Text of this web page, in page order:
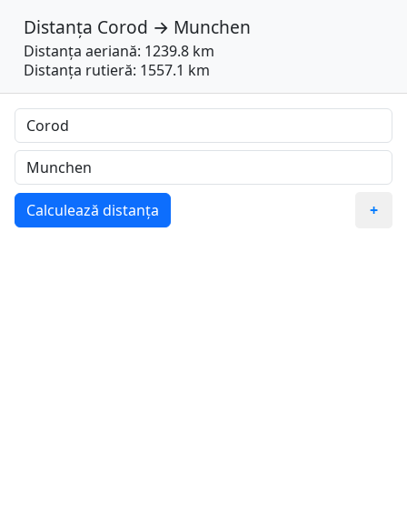
Distanța Corod → Munchen
Distanța aeriană: 1239.8 km
Distanța rutieră: 1557.1 km
Calculează distanța +